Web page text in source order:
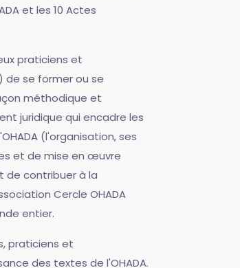
et les 10 Actes
praticiens et
de se former ou se
méthodique et
juridique qui encadre les
(l'organisation, ses
et de mise en œuvre
de contribuer à la
Cercle OHADA
entier.
praticiens et
des textes de l'OHADA.